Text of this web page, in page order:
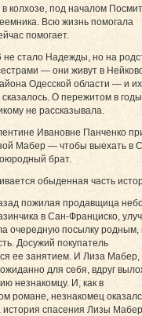
колхозе, под началом
Всю жизнь помогала
помогает.
не стало Надежды, но на
— они живут в
Одесской области — и их
О пережитом в
не рассказывала.
Ивановне Панченко
Мабер — чтобы выехать в
брат.
обыденная часть
пожилая продавщица
в Сан-Франциско,
очередную посылку родным,
Досужий покупатель
ее занятием. И Лиза Мабер,
для себя, вдруг
незнакомцу. И, как в
романе, незнакомец
история спасения Лизы Мабер